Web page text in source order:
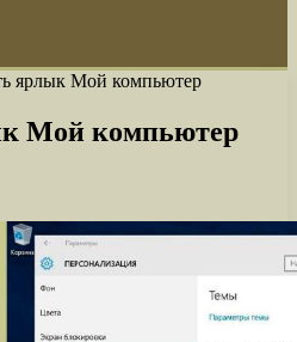
ярлык Мой компьютер
Мой компьютер